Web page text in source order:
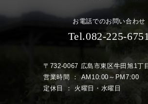
お電話でのお問い合わせ
Tel.082-225-
〒732-0067 広島市東区牛田旭1丁
営業時間 ： AM10:00～PM7:00
定休日 ： 火曜日・水曜日